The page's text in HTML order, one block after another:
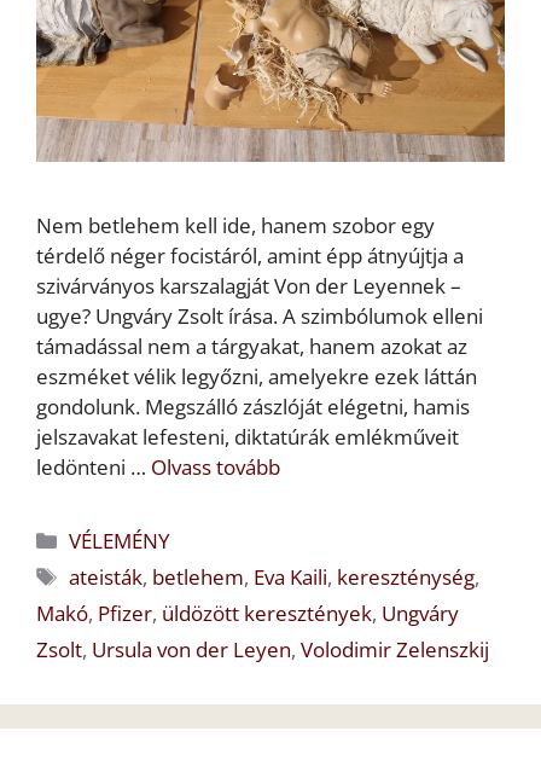
Nem betlehem kell ide, hanem szobor egy
térdelő néger focistáról, amint épp átnyújtja a
szivárványos karszalagját Von der Leyennek –
ugye? Ungváry Zsolt írása. A szimbólumok elleni
támadással nem a tárgyakat, hanem azokat az
eszméket vélik legyőzni, amelyekre ezek láttán
gondolunk. Megszálló zászlóját elégetni, hamis
jelszavakat lefesteni, diktatúrák emlékműveit
ledönteni … Olvass tovább
Kategória
VÉLEMÉNY
Címkék
ateisták, betlehem, Eva Kaili, kereszténység,
Makó, Pfizer, üldözött keresztények, Ungváry
Zsolt, Ursula von der Leyen, Volodimir Zelenszkij